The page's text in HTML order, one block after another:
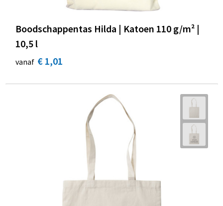
Boodschappentas Hilda | Katoen 110 g/m² |
10,5 l
vanaf € 1,01